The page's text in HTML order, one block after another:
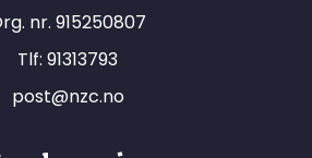
nr. 915250807
Tlf: 91313793
post@nzc.no